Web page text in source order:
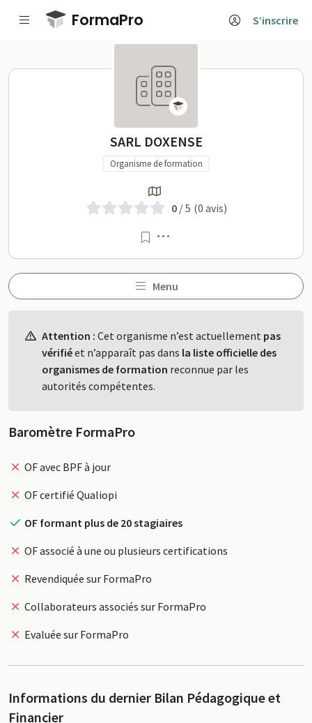
Passer au contenu principal
FormaPro S’inscrire
SARL DOXENSE sur
SARL DOXENSE
Organisme de formation
0/ 5 (0 avis)
Menu
Attention : Cet organisme n’est actuellement pas
vérifiéet n’apparaît pas dans la liste officielle des
organismes de formation reconnue par les
autorités compétentes.
Baromètre FormaPro
OF avec BPF à jour
OF certifié Qualiopi
OF formant plus de 20 stagiaires
OF associé à une ou plusieurs certifications
Revendiquée sur FormaPro
Collaborateurs associés sur FormaPro
Evaluée sur FormaPro
Informations du dernier Bilan Pédagogique et
Financier